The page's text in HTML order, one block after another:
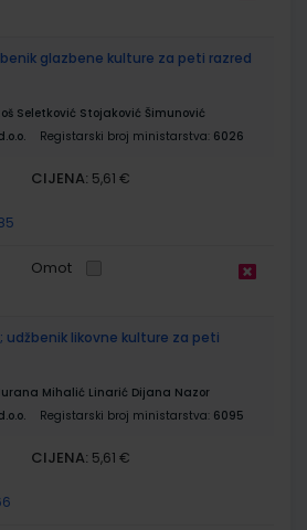
glazbene kulture za peti razred
Seletković Stojaković Šimunović
Registarski broj ministarstva: 6026
CIJENA: 5,61 €
Omot
5; udžbenik likovne kulture za peti
Mihalić Linarić Dijana Nazor
Registarski broj ministarstva: 6095
CIJENA: 5,61 €